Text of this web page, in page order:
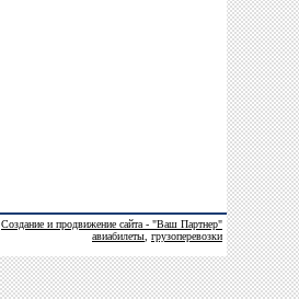
Создание и продвижение сайта - "Ваш Партнер"
авиабилеты грузоперевозки